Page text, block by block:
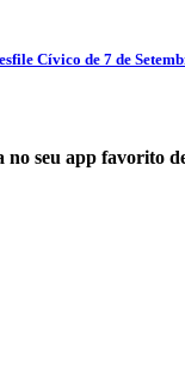
Cívico de 7 de
seu app favorito